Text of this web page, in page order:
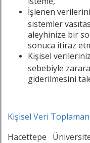
İşlenen
sistemler
aleyhinize bir
sonuca itiraz
Kişisel
sebebiyle
giderilmesini
Kişisel Veri
Hacettepe